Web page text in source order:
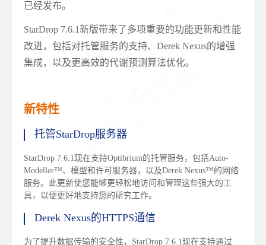
已经发布。
StarDrop 7.6.1新版带来了多项重要的功能更新和性能
改进，包括对托管服务的支持、Derek Nexus的增强
集成，以及更高效的代谢预测算法优化。
新特性
托管StarDrop服务器
StarDrop 7.6.1现在支持Optibrium的托管服务，包括Auto-
Modeller™、模型和许可服务器，以及Derek Nexus™的网络
服务。此更新使您能够更轻松地访问和管理这些强大的工
具，以便更好地支持您的研究工作。
Derek Nexus的HTTPS通信
为了提升数据传输的安全性，StarDrop 7.6.1现在支持通过